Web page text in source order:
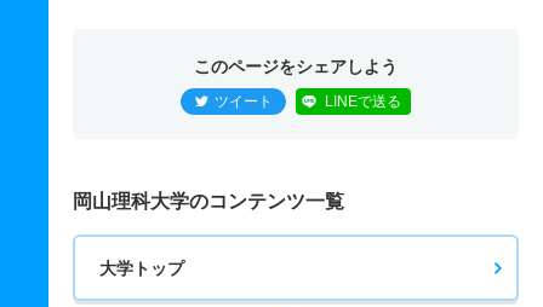
このページをシェアしよう
ツイート LINEで送る
岡山理科大学のコンテンツ一覧
大学トップ